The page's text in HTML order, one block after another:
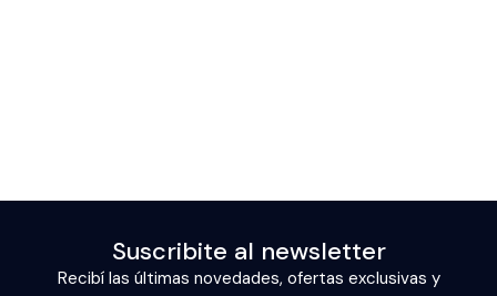
Suscribite al newsletter
Recibí las últimas novedades, ofertas exclusivas y